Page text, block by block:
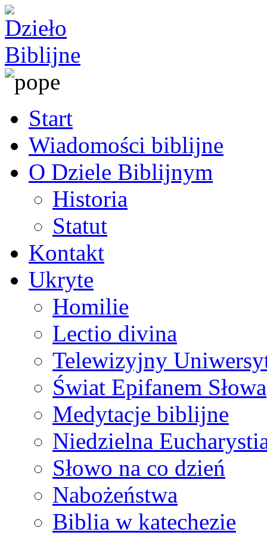
Start
Wiadomości biblijne
O Dziele Biblijnym
Historia
Statut
Kontakt
Ukryte
Homilie
Lectio divina
Telewizyjny
Świat Epifanem Słowa
Medytacje biblijne
Niedzielna
Słowo na co dzień
Nabożeństwa
Biblia w katechezie